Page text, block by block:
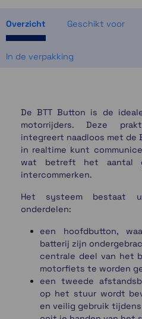
Overzicht Geschikt voor
In de verpakking
De BTT Button is de
motorrijders. Deze
integreert naadloos met de
in realtime kunt
wat betreft het aantal
intercommerken.
Het systeem bestaat
onderdelen:
een hoofdbutton,
batterij zijn
centrale deel van het
motorfiets te worden
een tweede
op het stuur wordt
en veilig gebruik